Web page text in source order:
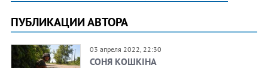
ПУБЛИКАЦИИ АВТОРА
03 апреля 2022, 22:30
СОНЯ КОШКІНА